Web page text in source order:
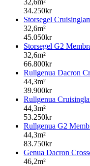
32,6m²
34.250kr
Storsegel
32,6m²
45.050kr
Storsegel G2
32,6m²
66.800kr
Rullgenua Dacron
44,3m²
39.900kr
Rullgenua
44,3m²
53.250kr
Rullgenua G2
44,3m²
83.750kr
Genua Dacron
46,2m²